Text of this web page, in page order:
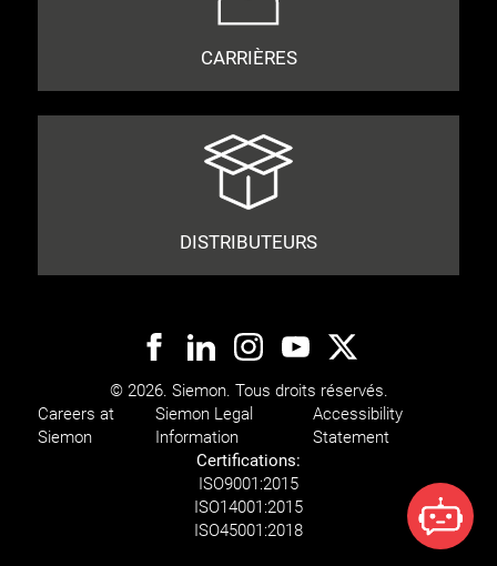
CARRIÈRES
DISTRIBUTEURS
© 2026. Siemon. Tous droits réservés.
Careers at
Siemon
Siemon Legal
Information
Accessibility
Statement
Certifications:
ISO9001:2015
ISO14001:2015
ISO45001:2018